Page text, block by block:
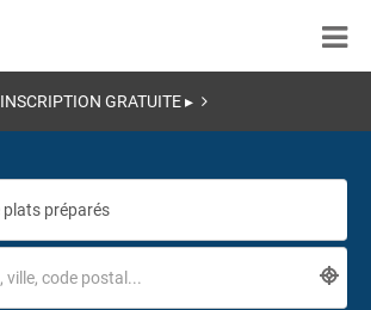
INSCRIPTION GRATUITE ▸